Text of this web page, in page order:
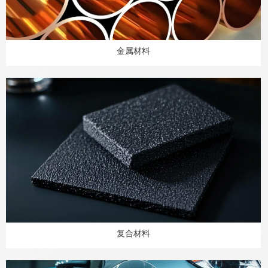
金属材料
复合材料